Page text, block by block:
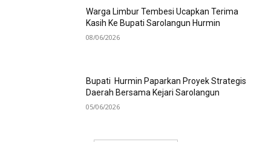
Warga Limbur Tembesi Ucapkan Terima
Kasih Ke Bupati Sarolangun Hurmin
08/06/2026
Bupati Hurmin Paparkan Proyek Strategis
Daerah Bersama Kejari Sarolangun
05/06/2026